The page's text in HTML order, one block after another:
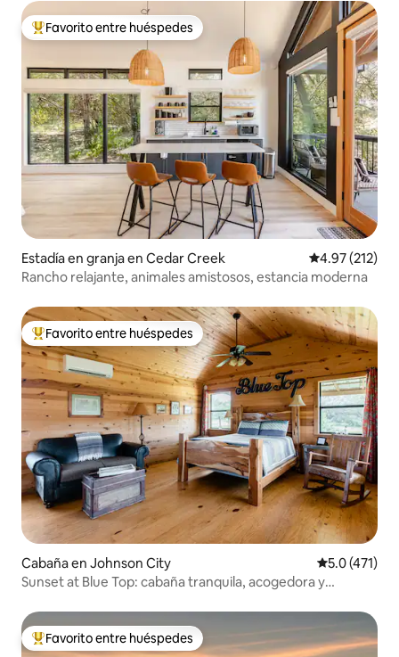
Favorito entre huéspedes preferido
Favorito entre huéspedes
Estadía en granja en Cedar Creek Calificación
4.97 (212)
Rancho relajante, animales amistosos, estancia moderna
Favorito entre huéspedes preferido
Favorito entre huéspedes
Cabaña en Johnson City Calificación
5.0 (471)
Sunset at Blue Top: cabaña tranquila, acogedora y
Favorito entre huéspedes preferido
Favorito entre huéspedes